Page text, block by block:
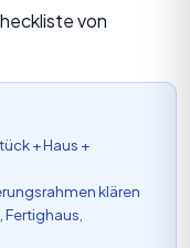
+ Haus +
klären